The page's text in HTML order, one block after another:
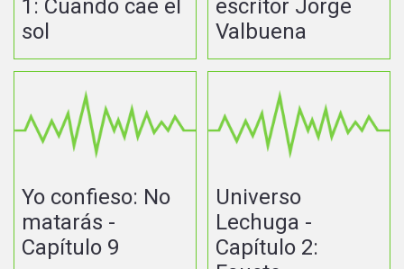
1: Cuando cae el
sol
escritor Jorge
Valbuena
Yo confieso: No
matarás -
Capítulo 9
Universo
Lechuga -
Capítulo 2: